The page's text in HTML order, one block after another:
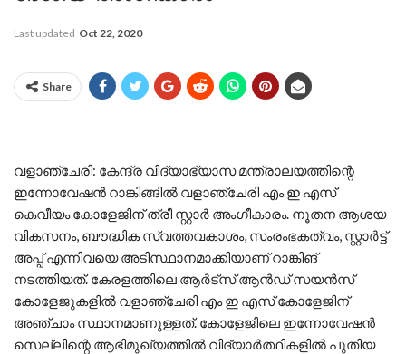
Last updated Oct 22, 2020
Share
വളാഞ്ചേരി: കേന്ദ്ര വിദ്യാഭ്യാസ മന്ത്രാലയത്തിന്റെ
ഇന്നോവേഷൻ റാങ്കിങ്ങിൽ വളാഞ്ചേരി എം ഇ എസ്
കെവീയം കോളേജിന് ത്രീ സ്റ്റാർ അംഗീകാരം. നൂതന ആശയ
വികസനം, ബൗദ്ധിക സ്വത്തവകാശം, സംരംഭകത്വം, സ്റ്റാർട്ട്
അപ്പ് എന്നിവയെ അടിസ്ഥാനമാക്കിയാണ് റാങ്കിങ്
നടത്തിയത്. കേരളത്തിലെ ആർട്സ് ആൻഡ് സയൻസ്
കോളേജുകളിൽ വളാഞ്ചേരി എം ഇ എസ് കോളേജിന്
അഞ്ചാം സ്ഥാനമാണുള്ളത്. കോളേജിലെ ഇന്നോവേഷൻ
സെല്ലിന്റെ ആഭിമുഖ്യത്തിൽ വിദ്യാർത്ഥികളിൽ പുതിയ